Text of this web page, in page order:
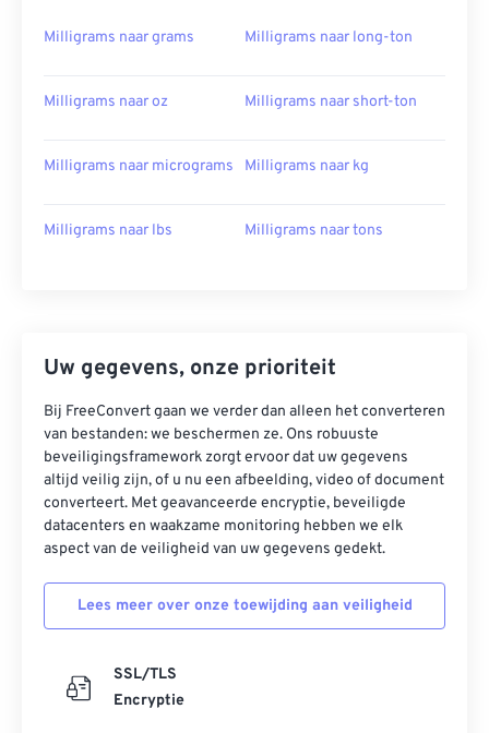
Milligrams naar grams Milligrams naar long-ton
Milligrams naar oz Milligrams naar short-ton
Milligrams naar micrograms Milligrams naar kg
Milligrams naar lbs Milligrams naar tons
Uw gegevens, onze prioriteit
Bij FreeConvert gaan we verder dan alleen het converteren
van bestanden: we beschermen ze. Ons robuuste
beveiligingsframework zorgt ervoor dat uw gegevens
altijd veilig zijn, of u nu een afbeelding, video of document
converteert. Met geavanceerde encryptie, beveiligde
datacenters en waakzame monitoring hebben we elk
aspect van de veiligheid van uw gegevens gedekt.
Lees meer over onze toewijding aan veiligheid
SSL/TLS
Encryptie